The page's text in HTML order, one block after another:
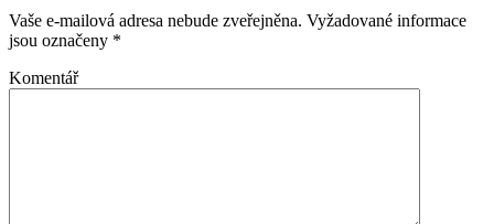
Vaše e-mailová adresa nebude zveřejněna. Vyžadované informace
jsou označeny *
Komentář